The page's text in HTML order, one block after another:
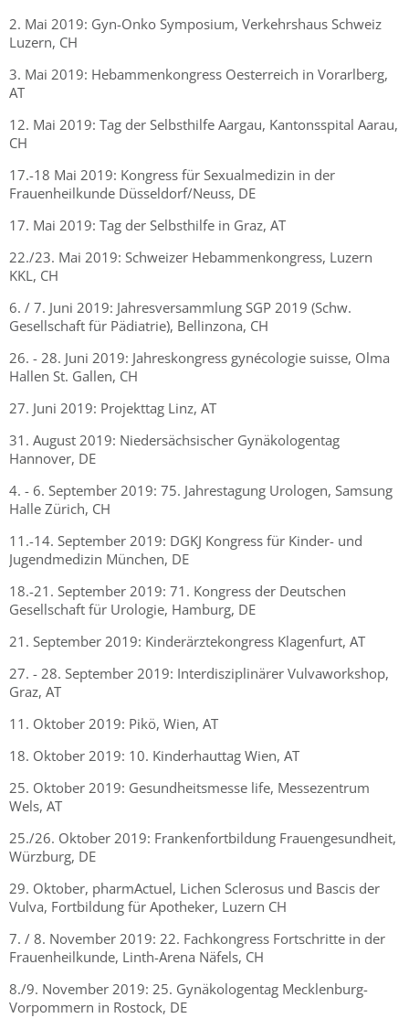
2. Mai 2019: Gyn-Onko Symposium, Verkehrshaus Schweiz
Luzern, CH
3. Mai 2019: Hebammenkongress Oesterreich in Vorarlberg,
AT
12. Mai 2019: Tag der Selbsthilfe Aargau, Kantonsspital Aarau,
CH
17.-18 Mai 2019: Kongress für Sexualmedizin in der
Frauenheilkunde Düsseldorf/Neuss, DE
17. Mai 2019: Tag der Selbsthilfe in Graz, AT
22./23. Mai 2019: Schweizer Hebammenkongress, Luzern
KKL, CH
6. / 7. Juni 2019: Jahresversammlung SGP 2019 (Schw.
Gesellschaft für Pädiatrie), Bellinzona, CH
26. - 28. Juni 2019: Jahreskongress gynécologie suisse, Olma
Hallen St. Gallen, CH
27. Juni 2019: Projekttag Linz, AT
31. August 2019: Niedersächsischer Gynäkologentag
Hannover, DE
4. - 6. September 2019: 75. Jahrestagung Urologen, Samsung
Halle Zürich, CH
11.-14. September 2019: DGKJ Kongress für Kinder- und
Jugendmedizin München, DE
18.-21. September 2019: 71. Kongress der Deutschen
Gesellschaft für Urologie, Hamburg, DE
21. September 2019: Kinderärztekongress Klagenfurt, AT
27. - 28. September 2019: Interdisziplinärer Vulvaworkshop,
Graz, AT
11. Oktober 2019: Pikö, Wien, AT
18. Oktober 2019: 10. Kinderhauttag Wien, AT
25. Oktober 2019: Gesundheitsmesse life, Messezentrum
Wels, AT
25./26. Oktober 2019: Frankenfortbildung Frauengesundheit,
Würzburg, DE
29. Oktober, pharmActuel, Lichen Sclerosus und Bascis der
Vulva, Fortbildung für Apotheker, Luzern CH
7. / 8. November 2019: 22. Fachkongress Fortschritte in der
Frauenheilkunde, Linth-Arena Näfels, CH
8./9. November 2019: 25. Gynäkologentag Mecklenburg-
Vorpommern in Rostock, DE